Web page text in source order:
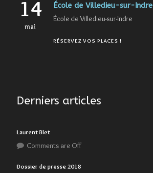
14
mai
École de Villedieu-sur-Indre
École de Villedieu-sur-Indre
RÉSERVEZ VOS PLACES !
Derniers articles
Laurent Blet
Comments are Off
Dossier de presse 2018